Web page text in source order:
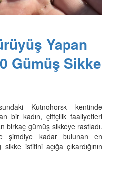
Yapan
Gümüş Sikke
Kutnohorsk kentinde
bir kadın, çiftçilik faaliyetleri
birkaç gümüş sikkeye rastladı.
şimdiye kadar bulunan en
istifini açığa çıkardığının